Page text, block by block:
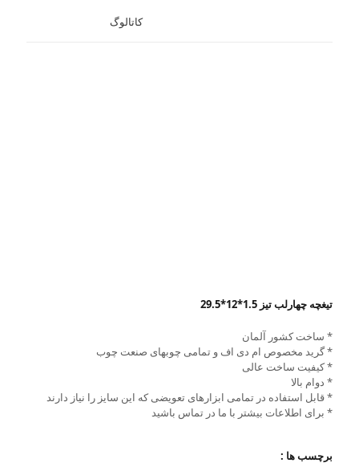
کاتالوگ
تیغچه چهارلب تیز 1.5*12*29.5
* ساخت کشور آلمان
* گرید مخصوص ام دی اف و تمامی چوبهای صنعت چوب
* کیفیت ساخت عالی
* دوام بالا
* قابل استفاده در تمامی ابزارهای تعویضی که این سایز را نیاز دارند
* برای اطلاعات بیشتر با ما در تماس باشید
برچسب ها :